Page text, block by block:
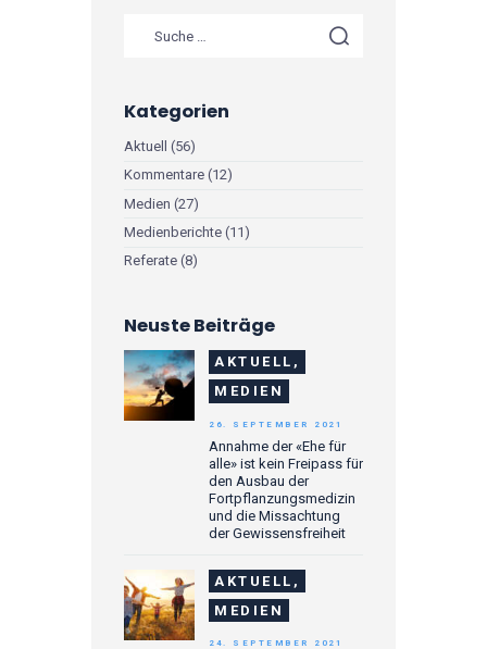
Kategorien
Aktuell (56)
Kommentare (12)
Medien (27)
Medienberichte (11)
Referate (8)
Neuste Beiträge
AKTUELL,
MEDIEN
Annahme der «Ehe für
alle» ist kein Freipass für
den Ausbau der
Fortpflanzungsmedizin
und die Missachtung
der Gewissensfreiheit
26. SEPTEMBER 2021
AKTUELL,
MEDIEN
24. SEPTEMBER 2021